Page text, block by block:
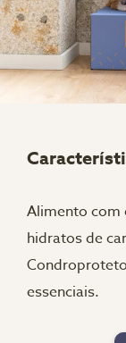
Alimento com
hidratos de
essenciais.